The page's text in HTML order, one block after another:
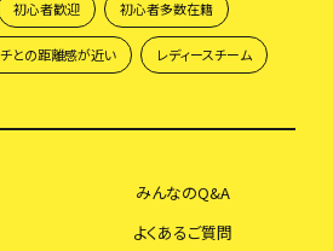
初心者歓迎 初心者多数在籍
との距離感が近い レディースチーム
みんなのQ&A
よくあるご質問